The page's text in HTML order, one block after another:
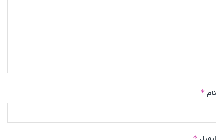
نام *
*